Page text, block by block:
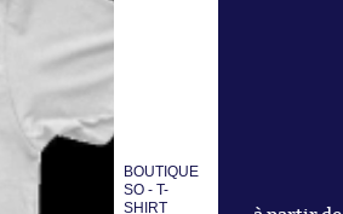
BOUTIQUE
SO - T-
SHIRT